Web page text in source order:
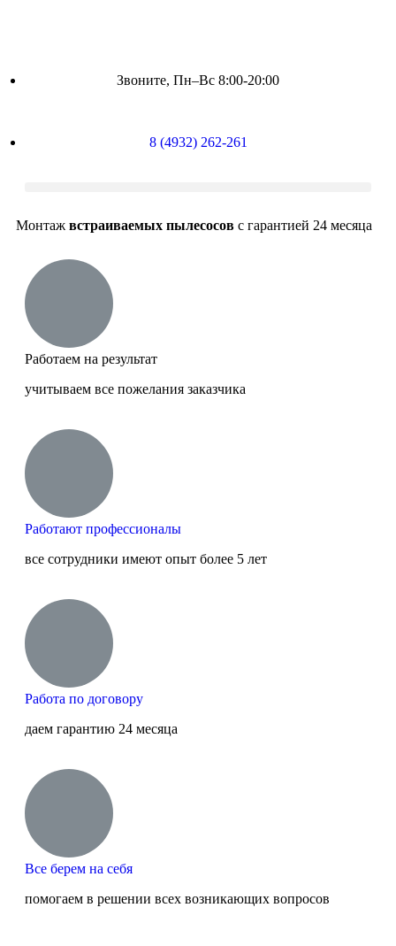
Звоните, Пн–Вс 8:00-20:00
8 (4932) 262-261
Монтаж встраиваемых пылесосов с гарантией 24 месяца
Работаем на результат
учитываем все пожелания заказчика
Работают профессионалы
все сотрудники имеют опыт более 5 лет
Работа по договору
даем гарантию 24 месяца
Все берем на себя
помогаем в решении всех возникающих вопросов